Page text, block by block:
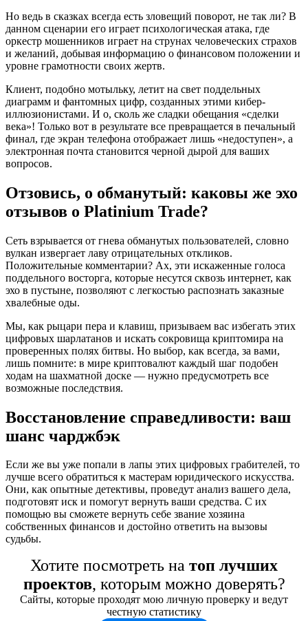
Но ведь в сказках всегда есть зловещий поворот, не так ли? В
данном сценарии его играет психологическая атака, где
оркестр мошенников играет на струнах человеческих страхов
и желаний, добывая информацию о финансовом положении и
уровне грамотности своих жертв.
Клиент, подобно мотыльку, летит на свет поддельных
диаграмм и фантомных цифр, созданных этими кибер-
иллюзионистами. И о, сколь же сладки обещания «сделки
века»! Только вот в результате все превращается в печальный
финал, где экран телефона отображает лишь «недоступен», а
электронная почта становится черной дырой для ваших
вопросов.
Отзовись, о обманутый: каковы же эхо
отзывов о Platinium Trade?
Сеть взрывается от гнева обманутых пользователей, словно
вулкан извергает лаву отрицательных откликов.
Положительные комментарии? Ах, эти искаженные голоса
поддельного восторга, которые несутся сквозь интернет, как
эхо в пустыне, позволяют с легкостью распознать заказные
хвалебные оды.
Мы, как рыцари пера и клавиш, призываем вас избегать этих
цифровых шарлатанов и искать сокровища криптомира на
проверенных полях битвы. Но выбор, как всегда, за вами,
лишь помните: в мире криптовалют каждый шаг подобен
ходам на шахматной доске — нужно предусмотреть все
возможные последствия.
Восстановление справедливости: ваш
шанс чарджбэк
Если же вы уже попали в лапы этих цифровых грабителей, то
лучше всего обратиться к мастерам юридического искусства.
Они, как опытные детективы, проведут анализ вашего дела,
подготовят иск и помогут вернуть ваши средства. С их
помощью вы сможете вернуть себе звание хозяина
собственных финансов и достойно ответить на вызовы
судьбы.
Хотите посмотреть на топ лучших
проектов, которым можно доверять?
Сайты, которые проходят мою личную проверку и ведут
честную статистику